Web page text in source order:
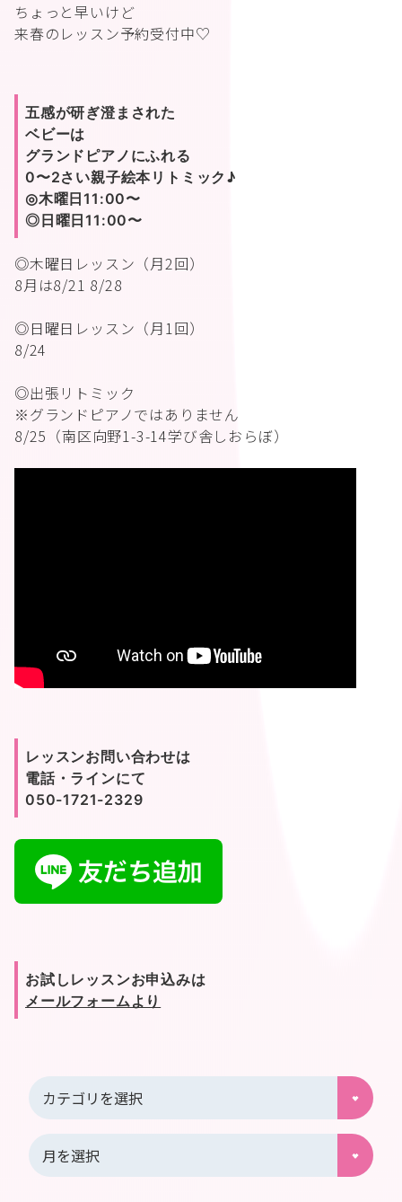
ちょっと早いけど
来春のレッスン予約受付中♡
五感が研ぎ澄まされた
ベビーは
グランドピアノにふれる
0〜2さい親子絵本リトミック♪
◎木曜日11:00〜
◎日曜日11:00〜
◎木曜日レッスン（月2回）
8月は8/21 8/28
◎日曜日レッスン（月1回）
8/24
◎出張リトミック
※グランドピアノではありません
8/25（南区向野1-3-14学び舎しおらぼ）
レッスンお問い合わせは
電話・ラインにて
050-1721-2329
お試しレッスンお申込みは
メールフォームより